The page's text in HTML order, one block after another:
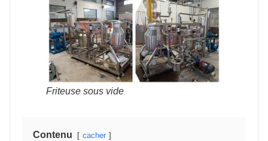
Friteuse sous vide
Contenu cacher